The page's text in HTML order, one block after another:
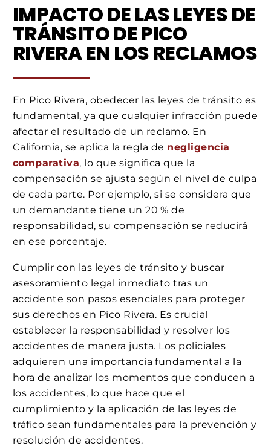
IMPACTO DE LAS LEYES DE
TRÁNSITO DE PICO
RIVERA EN LOS RECLAMOS
En Pico Rivera, obedecer las leyes de tránsito es
fundamental, ya que cualquier infracción puede
afectar el resultado de un reclamo. En
California, se aplica la regla de negligencia
comparativa, lo que significa que la
compensación se ajusta según el nivel de culpa
de cada parte. Por ejemplo, si se considera que
un demandante tiene un 20 % de
responsabilidad, su compensación se reducirá
en ese porcentaje.
Cumplir con las leyes de tránsito y buscar
asesoramiento legal inmediato tras un
accidente son pasos esenciales para proteger
sus derechos en Pico Rivera. Es crucial
establecer la responsabilidad y resolver los
accidentes de manera justa. Los policiales
adquieren una importancia fundamental a la
hora de analizar los momentos que conducen a
los accidentes, lo que hace que el
cumplimiento y la aplicación de las leyes de
tráfico sean fundamentales para la prevención y
resolución de accidentes.